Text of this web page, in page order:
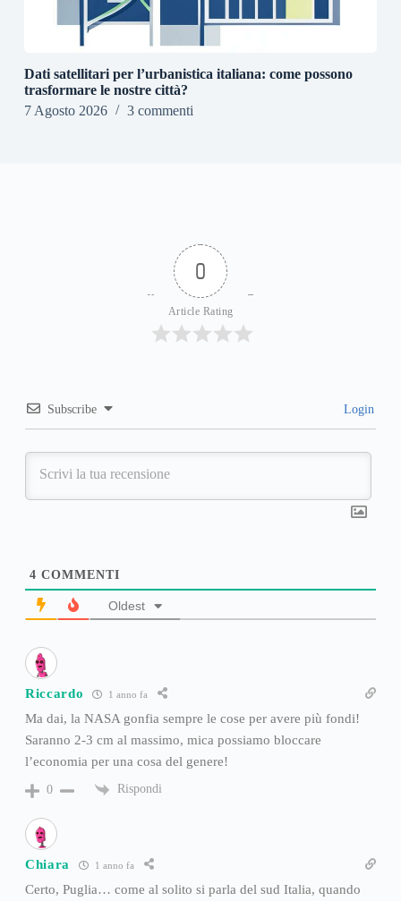
Dati satellitari per l’urbanistica italiana: come possono
trasformare le nostre città?
7 Agosto 2026
3 commenti
0
Article Rating
Subscribe Login
4 COMMENTI
Oldest
Riccardo 1 anno fa
Ma dai, la NASA gonfia sempre le cose per avere più fondi!
Saranno 2-3 cm al massimo, mica possiamo bloccare
l’economia per una cosa del genere!
0 Rispondi
Chiara 1 anno fa
Certo, Puglia… come al solito si parla del sud Italia, quando